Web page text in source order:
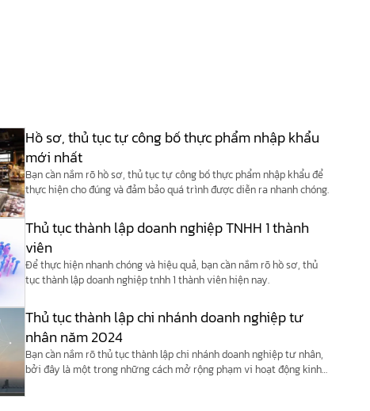
Hồ sơ, thủ tục tự công bố thực phẩm nhập khẩu
mới nhất
Bạn cần nắm rõ hồ sơ, thủ tục tự công bố thực phẩm nhập khẩu để
thực hiện cho đúng và đảm bảo quá trình được diễn ra nhanh chóng.
Thủ tục thành lập doanh nghiệp TNHH 1 thành
viên
Để thực hiện nhanh chóng và hiệu quả, bạn cần nắm rõ hồ sơ, thủ
tục thành lập doanh nghiệp tnhh 1 thành viên hiện nay.
Thủ tục thành lập chi nhánh doanh nghiệp tư
nhân năm 2024
Bạn cần nắm rõ thủ tục thành lập chi nhánh doanh nghiệp tư nhân,
bởi đây là một trong những cách mở rộng phạm vi hoạt động kinh